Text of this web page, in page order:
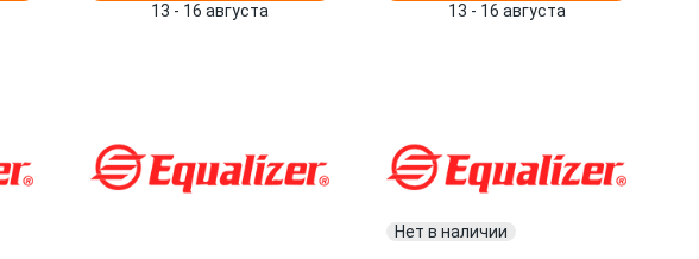
13 - 16 августа 13 - 16 августа
Нет в наличии